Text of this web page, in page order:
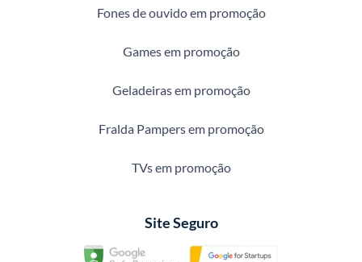
Fones de ouvido em promoção
Games em promoção
Geladeiras em promoção
Fralda Pampers em promoção
TVs em promoção
Site Seguro